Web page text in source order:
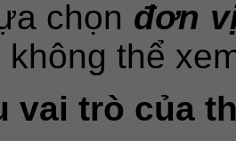
chọn đơn
không thể
vai trò của